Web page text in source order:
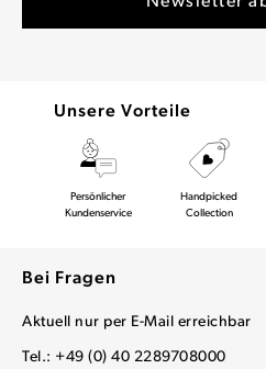
Unsere Vorteile
Persönlicher
Kundenservice
Handpicked
Collection
Bei Fragen
Aktuell nur per E-Mail erreichbar
Tel.: +49 (0) 40 2289708000